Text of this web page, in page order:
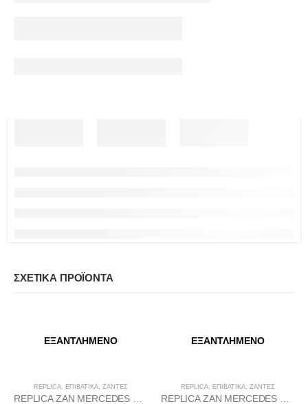
ΣΧΕΤΙΚΆ ΠΡΟΪΌΝΤΑ
ΕΞΑΝΤΛΗΜΈΝΟ
REPLICA, ΕΠΙΒΑΤΙΚΑ, ΖΆΝΤΕΣ
ΕΞΑΝΤΛΗΜΈΝΟ
REPLICA, ΕΠΙΒΑΤΙΚΑ, ΖΆΝΤΕΣ